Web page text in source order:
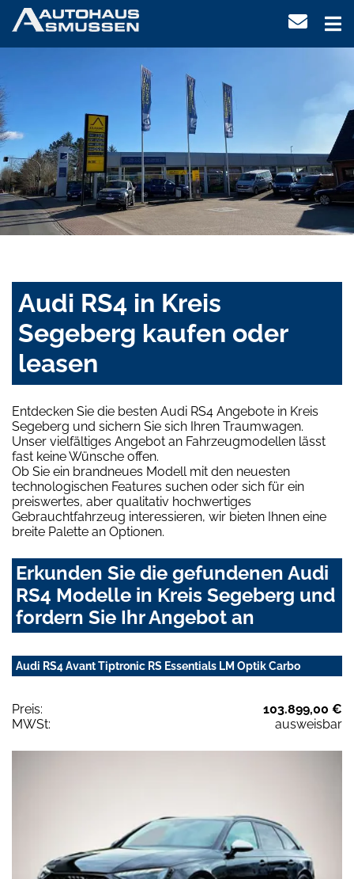
Audi RS4 in Kreis
Segeberg kaufen oder
leasen
Entdecken Sie die besten Audi RS4 Angebote in Kreis
Segeberg und sichern Sie sich Ihren Traumwagen.
Unser vielfältiges Angebot an Fahrzeugmodellen lässt
fast keine Wünsche offen.
Ob Sie ein brandneues Modell mit den neuesten
technologischen Features suchen oder sich für ein
preiswertes, aber qualitativ hochwertiges
Gebrauchtfahrzeug interessieren, wir bieten Ihnen eine
breite Palette an Optionen.
Erkunden Sie die gefundenen Audi
RS4 Modelle in Kreis Segeberg und
fordern Sie Ihr Angebot an
Audi RS4 Avant Tiptronic RS Essentials LM Optik Carbo
Preis:
103.899,00 €
MWSt:
ausweisbar